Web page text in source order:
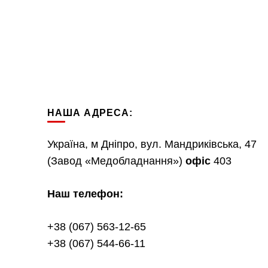
НАША АДРЕСА:
Україна, м Дніпро, вул. Мандриківська, 47
(Завод «Медобладнання») офіс 403
Наш телефон:
+38 (067) 563-12-65
+38 (067) 544-66-11